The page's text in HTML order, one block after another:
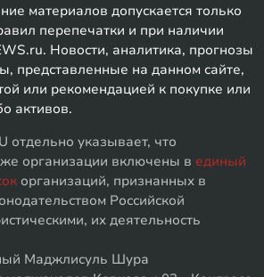
материалов допускается только
перепечатки и при наличии
Новости, аналитика, прогнозы
представленные на данном сайте,
или рекомендацией к покупке или
активов.
отдельно указывает, что
организации включены в единый
организаций, признанных в
Российской
их деятельность
Маджлисуль Шура